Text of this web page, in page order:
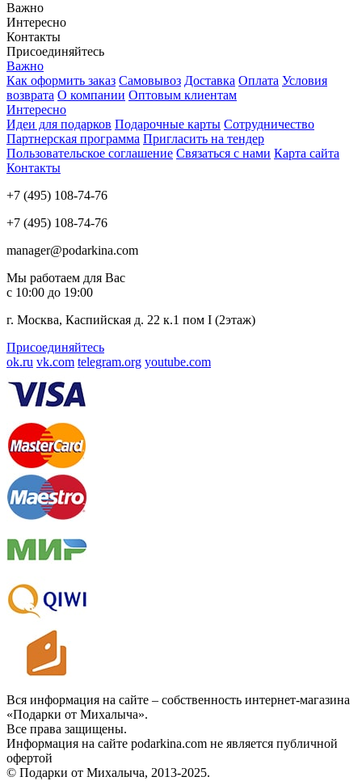
Важно
Интересно
Контакты
Присоединяйтесь
Важно
Как оформить заказ Самовывоз Доставка Оплата Условия
возврата О компании Оптовым клиентам
Интересно
Идеи для подарков Подарочные карты Сотрудничество
Партнерская программа Пригласить на тендер
Пользовательское соглашение Связаться с нами Карта сайта
Контакты
+7 (495) 108-74-76
+7 (495) 108-74-76
manager@podarkina.com
Мы работаем для Вас
с 10:00 до 19:00
г. Москва, Каспийская д. 22 к.1 пом I (2этаж)
Присоединяйтесь
ok.ru vk.com telegram.org youtube.com
Вся информация на сайте – собственность интернет-магазина
«Подарки от Михалыча».
Все права защищены.
Информация на сайте podarkina.com не является публичной
офертой
© Подарки от Михалыча, 2013-2025.